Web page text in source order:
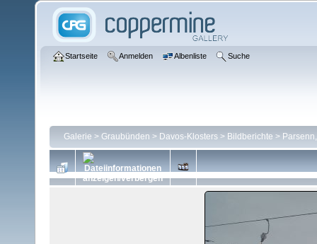
Startseite Anmelden Albenliste Suche
Galerie > Graubünden > Davos-Klosters > Bildberichte >